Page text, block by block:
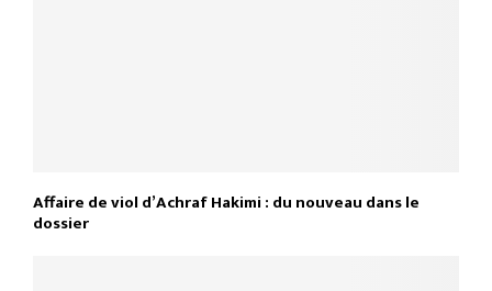
Affaire de viol d’Achraf Hakimi : du nouveau dans le
dossier